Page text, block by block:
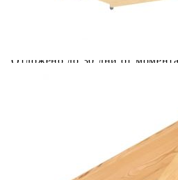
Отложено до 30 дни от
Плащане на 4 вноски.
поръчката си на момента с
разделя на 3 равни месечни
покупки на стойност до 1000
Плащане на 6 вноски.
разпределя в 6 равни месечни
покупки на стойност до 2000